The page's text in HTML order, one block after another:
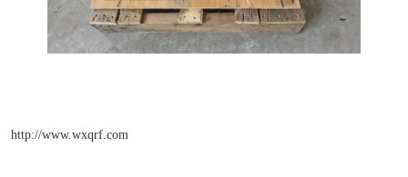
http://www.wxqrf.com